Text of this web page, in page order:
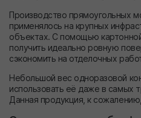
Производство прямоугольных
применялось на крупных
объектах. С помощью
получить идеально ровную
сэкономить на отделочных
Небольшой вес одноразовой
использовать её даже в самых
Данная продукция, к